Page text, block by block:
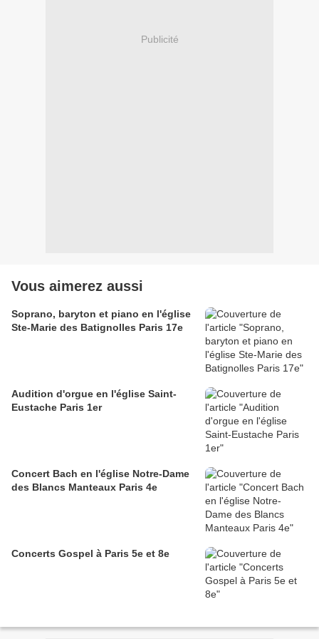
Publicité
Vous aimerez aussi
Soprano, baryton et piano en l'église
Ste-Marie des Batignolles Paris 17e
Audition d'orgue en l'église Saint-
Eustache Paris 1er
Concert Bach en l'église Notre-Dame
des Blancs Manteaux Paris 4e
Concerts Gospel à Paris 5e et 8e